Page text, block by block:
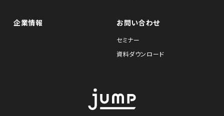
企業情報 お問い合わせ
セミナー
資料ダウンロード